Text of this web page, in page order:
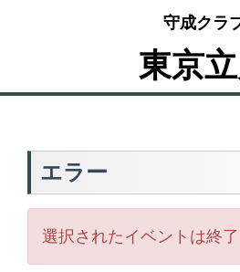
守成クラ
東京立
エラー
選択されたイベントは終